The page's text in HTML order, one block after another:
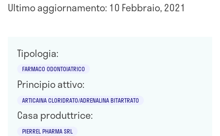
Ultimo aggiornamento: 10 Febbraio, 2021
Tipologia:
FARMACO ODONTOIATRICO
Principio attivo:
ARTICAINA CLORIDRATO/ADRENALINA BITARTRATO
Casa produttrice:
PIERREL PHARMA SRL